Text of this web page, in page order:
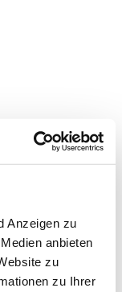
Anzeigen zu
anbieten
zu
zu Ihrer